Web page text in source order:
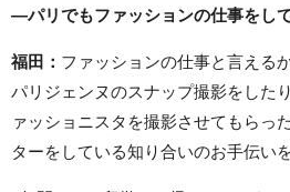
―パリでもファッションの仕事をし
福田： ファッションの仕事と言える
パリジェンヌのスナップ撮影をした
ァッショニスタを撮影させてもらっ
ターをしている知り合いのお手伝い